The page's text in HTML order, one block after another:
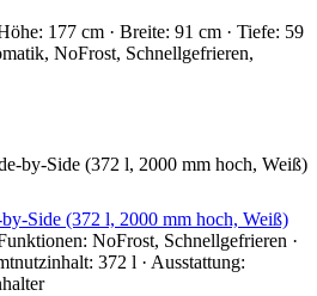
177 cm · Breite: 91 cm · Tiefe: 59
NoFrost, Schnellgefrieren,
Side (372 l, 2000 mm hoch, Weiß)
NoFrost, Schnellgefrieren ·
372 l · Ausstattung: